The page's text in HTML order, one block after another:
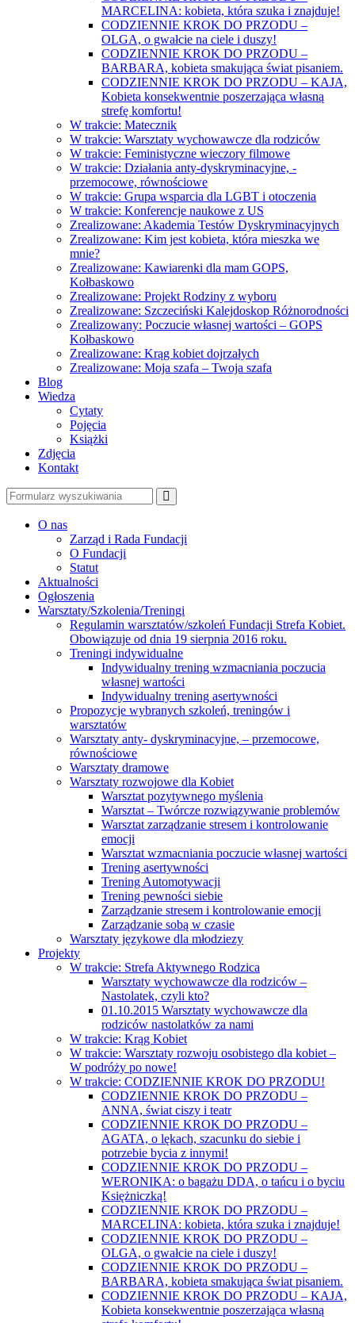
MARCELINA: kobieta, która szuka i znajduje!
CODZIENNIE KROK DO PRZODU –
OLGA, o gwałcie na ciele i duszy!
CODZIENNIE KROK DO PRZODU –
BARBARA, kobieta smakująca świat pisaniem.
CODZIENNIE KROK DO PRZODU – KAJA,
Kobieta konsekwentnie poszerzająca własną
strefę komfortu!
W trakcie: Matecznik
W trakcie: Warsztaty wychowawcze dla rodziców
W trakcie: Feministyczne wieczory filmowe
W trakcie: Działania anty-dyskryminacyjne, -
przemocowe, równościowe
W trakcie: Grupa wsparcia dla LGBT i otoczenia
W trakcie: Konferencje naukowe z US
Zrealizowane: Akademia Testów Dyskryminacyjnych
Zrealizowane: Kim jest kobieta, która mieszka we
mnie?
Zrealizowane: Kawiarenki dla mam GOPS,
Kołbaskowo
Zrealizowane: Projekt Rodziny z wyboru
Zrealizowane: Szczeciński Kalejdoskop Różnorodności
Zrealizowany: Poczucie własnej wartości – GOPS
Kołbaskowo
Zrealizowane: Krąg kobiet dojrzałych
Zrealizowane: Moja szafa – Twoja szafa
Blog
Wiedza
Cytaty
Pojęcia
Książki
Zdjęcia
Kontakt
O nas
Zarząd i Rada Fundacji
O Fundacji
Statut
Aktualności
Ogłoszenia
Warsztaty/Szkolenia/Treningi
Regulamin warsztatów/szkoleń Fundacji Strefa Kobiet.
Obowiązuje od dnia 19 sierpnia 2016 roku.
Treningi indywidualne
Indywidualny trening wzmacniania poczucia
własnej wartości
Indywidualny trening asertywności
Propozycje wybranych szkoleń, treningów i
warsztatów
Warsztaty anty- dyskryminacyjne, – przemocowe,
równościowe
Warsztaty dramowe
Warsztaty rozwojowe dla Kobiet
Warsztat pozytywnego myślenia
Warsztat – Twórcze rozwiązywanie problemów
Warsztat zarządzanie stresem i kontrolowanie
emocji
Warsztat wzmacniania poczucie własnej wartości
Trening asertywności
Trening Automotywacji
Trening pewności siebie
Zarządzanie stresem i kontrolowanie emocji
Zarządzanie sobą w czasie
Warsztaty językowe dla młodziezy
Projekty
W trakcie: Strefa Aktywnego Rodzica
Warsztaty wychowawcze dla rodziców –
Nastolatek, czyli kto?
01.10.2015 Warsztaty wychowawcze dla
rodziców nastolatków za nami
W trakcie: Krąg Kobiet
W trakcie: Warsztaty rozwoju osobistego dla kobiet –
W podróży po nowe!
W trakcie: CODZIENNIE KROK DO PRZODU!
CODZIENNIE KROK DO PRZODU –
ANNA, świat ciszy i teatr
CODZIENNIE KROK DO PRZODU –
AGATA, o lękach, szacunku do siebie i
potrzebie bycia z innymi!
CODZIENNIE KROK DO PRZODU –
WERONIKA: o bagażu DDA, o tańcu i o byciu
Księżniczką!
CODZIENNIE KROK DO PRZODU –
MARCELINA: kobieta, która szuka i znajduje!
CODZIENNIE KROK DO PRZODU –
OLGA, o gwałcie na ciele i duszy!
CODZIENNIE KROK DO PRZODU –
BARBARA, kobieta smakująca świat pisaniem.
CODZIENNIE KROK DO PRZODU – KAJA,
Kobieta konsekwentnie poszerzająca własną